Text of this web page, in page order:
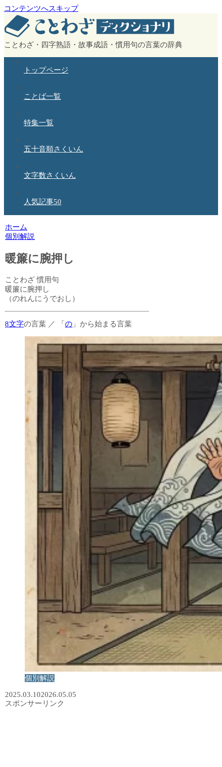
コンテンツへスキップ
ことわざ・四字熟語・故事成語・慣用句の言葉の辞典
トップページ
ことば一覧
特集一覧
五十音順さくいん
文字数さくいん
人気記事50
ホーム
個別解説
暖簾に腕押し
ことわざ 慣用句
暖簾に腕押し
（のれんにうでおし）
8文字の言葉 ／ 「の 」から始まる言葉
個別解説
2025.03.102026.05.05
スポンサーリンク